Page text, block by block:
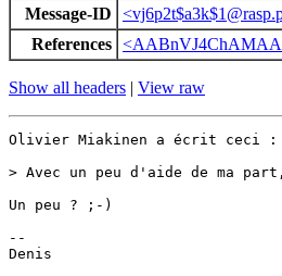
Message-ID
References
Show all headers | View raw
Olivier Miakinen a écrit ceci :
> Avec un peu d'aide de ma
Un peu ? ;-)
--
Denis